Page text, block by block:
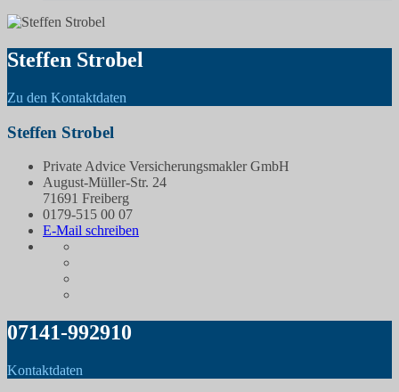
Steffen Strobel
Zu den Kontaktdaten
Steffen Strobel
Private Advice Versicherungsmakler GmbH
August-Müller-Str. 24
71691 Freiberg
0179-515 00 07
E-Mail schreiben
07141-992910
Kontaktdaten